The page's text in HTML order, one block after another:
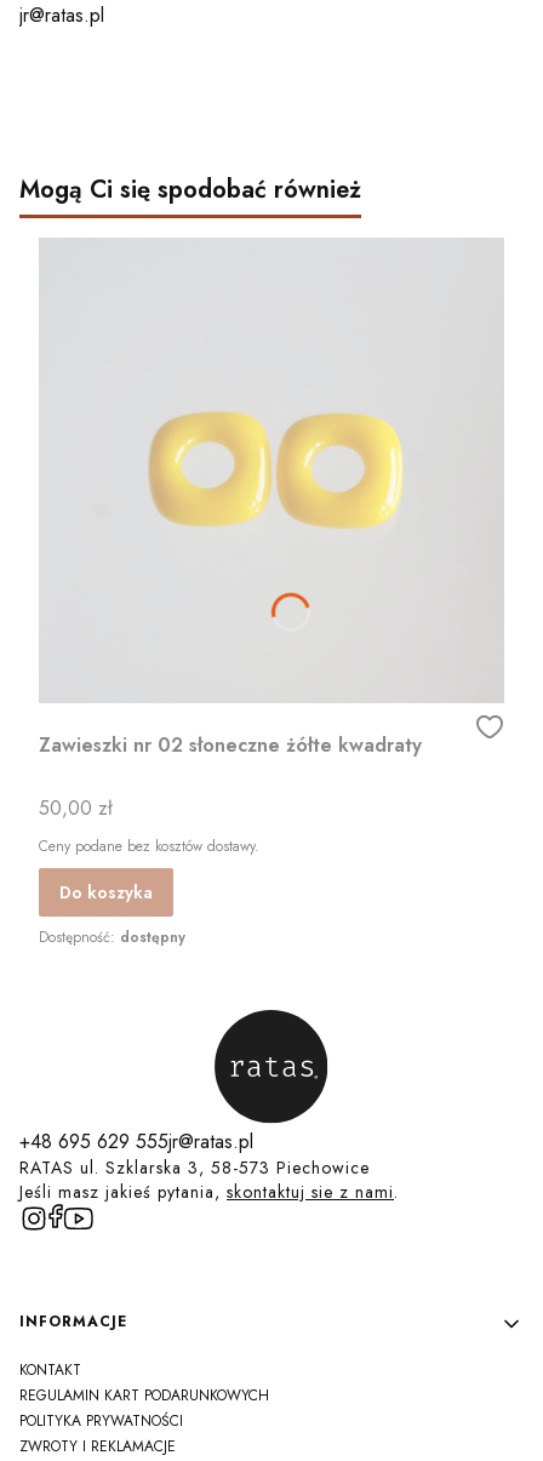
jr@ratas.pl
Mogą Ci się spodobać również
Zawieszki nr 02 słoneczne żółte kwadraty
Cena
50,00 zł
Ceny podane bez kosztów dostawy.
Do koszyka
Dostępność: dostępny
+48 695 629 555jr@ratas.pl
RATAS ul. Szklarska 3, 58-573 Piechowice
Jeśli masz jakieś pytania, skontaktuj sie z nami.
Linki w stopce
INFORMACJE
KONTAKT
REGULAMIN KART PODARUNKOWYCH
POLITYKA PRYWATNOŚCI
ZWROTY I REKLAMACJE